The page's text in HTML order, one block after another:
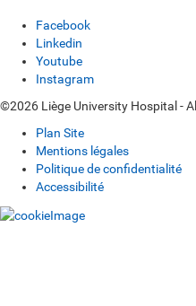
Facebook
Linkedin
Youtube
Instagram
©2026 Liège University Hospital -
Plan Site
Mentions légales
Politique de confidentialité
Accessibilité